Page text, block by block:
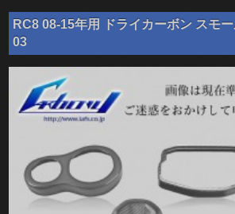
RC8 08-15年用 ドライカーボン スモ
03